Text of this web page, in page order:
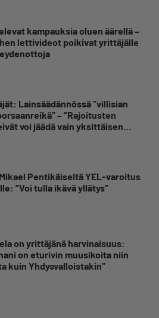
kampauksia oluen äärellä –
lettivideot poikivat yrittäjälle
Lainsäädännössä ”villisian
– ”Rajoitusten
voi jäädä vain yksittäisen
Pentikäiseltä YEL-varoitus
”Voi tulla ikävä yllätys”
on yrittäjänä harvinaisuus:
on eturivin muusikoita niin
kuin Yhdysvalloistakin”